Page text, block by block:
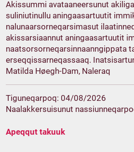
Akissummi avataaneersunut
suliniutinullu aningaasartuutit
nalunaarsorneqarsimasut
akissarsiaannut aningaasartuutit
naatsorsorneqarsinnaanngippata
erseqqissarneqassaaq.
Matilda Høegh-Dam, Naleraq
Tiguneqarpoq: 04/08/2026
Naalakkersuisunut
Apeqqut takuuk